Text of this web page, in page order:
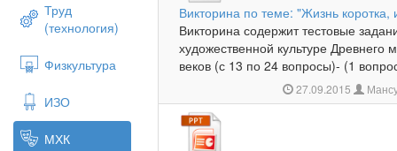
Труд
(технология)
Физкультура
ИЗО
МХК
Викторина по теме: "Жизнь коротка,
Викторина содержит тестовые
художественной культуре
веков (с 13 по 24 вопросы)- (1
27.09.2015